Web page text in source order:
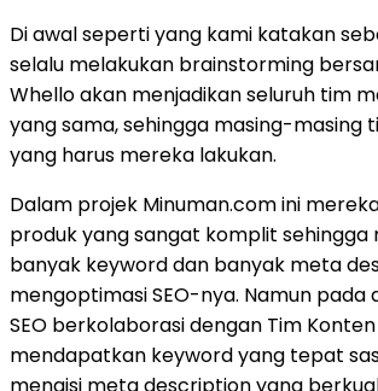
Di awal seperti yang kami katakan
selalu melakukan brainstorming
Whello akan menjadikan seluruh tim
yang sama, sehingga masing-masing
yang harus mereka lakukan.
Dalam projek Minuman.com ini
produk yang sangat komplit
banyak keyword dan banyak meta
mengoptimasi SEO-nya. Namun pada
SEO berkolaborasi dengan Tim
mendapatkan keyword yang tepat
mengisi meta description yang